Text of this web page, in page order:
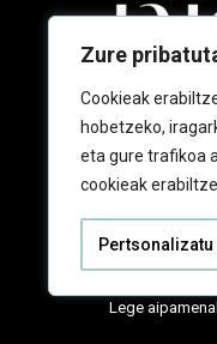
Zure
Cookieak
hobetzeko,
eta gure trafikoa
cookieak
Pertsonalizatu
Lege